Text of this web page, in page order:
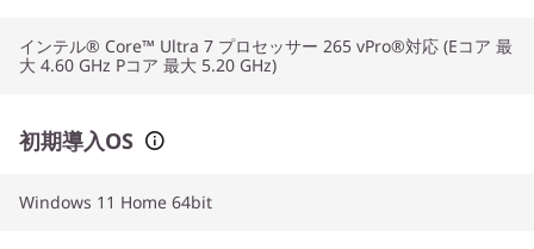
インテル® Core™ Ultra 7 プロセッサー 265 vPro®対応 (Eコア 最
大 4.60 GHz Pコア 最大 5.20 GHz)
初期導入OS
Windows 11 Home 64bit